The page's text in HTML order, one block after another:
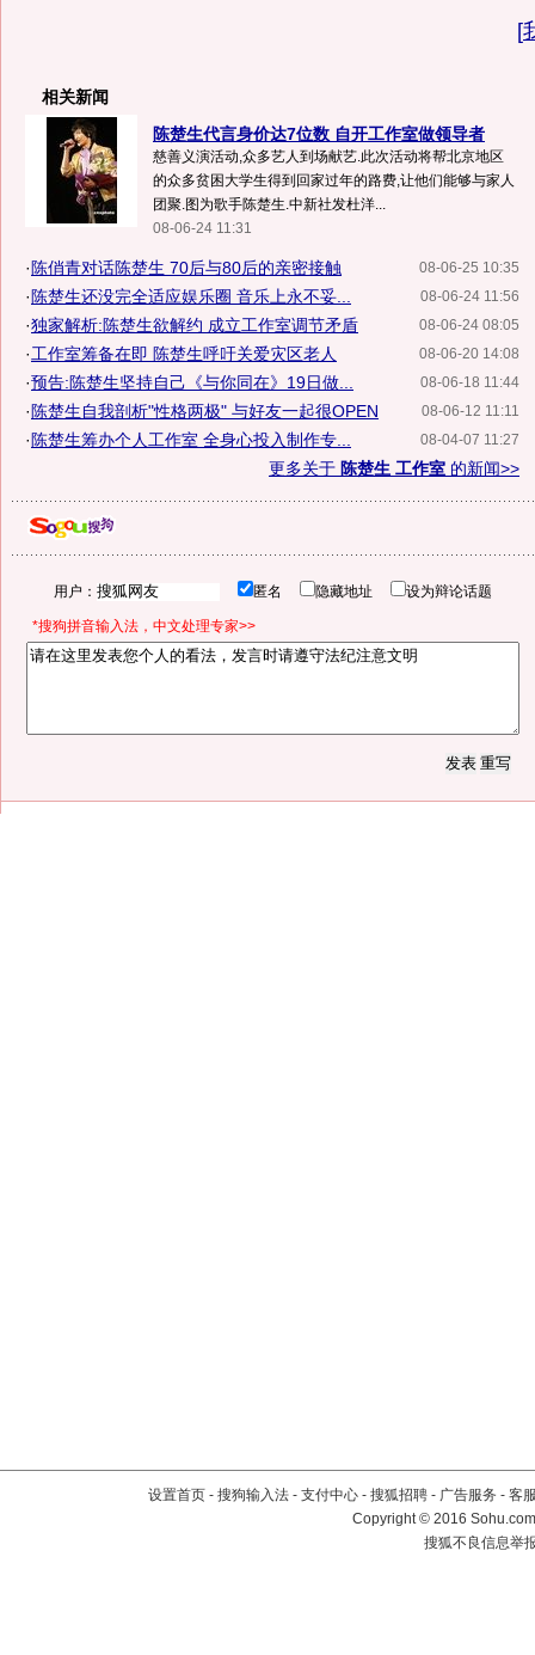
[
相关新闻
陈楚生代言身价达7位数 自开工作室做领导者
慈善义演活动,众多艺人到场献艺.此次活动将帮北京地区
的众多贫困大学生得到回家过年的路费,让他们能够与家人
团聚.图为歌手陈楚生.中新社发杜洋...
08-06-24 11:31
08-06-25 10:35
· 陈俏青对话陈楚生 70后与80后的亲密接触
08-06-24 11:56
· 陈楚生还没完全适应娱乐圈 音乐上永不妥...
08-06-24 08:05
·独家解析:陈楚生欲解约 成立工作室调节矛盾
08-06-20 14:08
·工作室筹备在即 陈楚生呼吁关爱灾区老人
08-06-18 11:44
·预告:陈楚生坚持自己《与你同在》19日做...
08-06-12 11:11
· 陈楚生自我剖析"性格两极" 与好友一起很OPEN
08-04-07 11:27
· 陈楚生筹办个人工作室 全身心投入制作专...
更多关于 陈楚生 工作室 的新闻>>
用户： 匿名 隐藏地址 设为辩论话题
*搜狗拼音输入法，中文处理专家>>
设置首页 - 搜狗输入法 - 支付中心 - 搜狐招聘 - 广告服务 - 客
Copyright©2016
搜狐不良信息举